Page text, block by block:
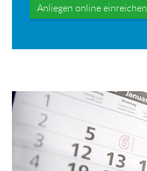
Anliegen online einreichen